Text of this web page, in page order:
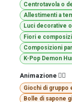
Centrotavola o
Allestimenti a
Luci decorative
Fiori e
Composizioni
K-Pop Demon
Animazione 🤹‍♂️
Giochi di gruppo
Bolle di sapone